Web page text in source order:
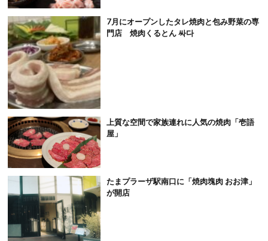
7月にオープンしたタレ焼肉と包み野菜の専
門店 焼肉くるとん 싸다
上質な空間で家族連れに人気の焼肉「壱語
屋」
たまプラーザ駅南口に「焼肉塊肉 おお津」
が開店